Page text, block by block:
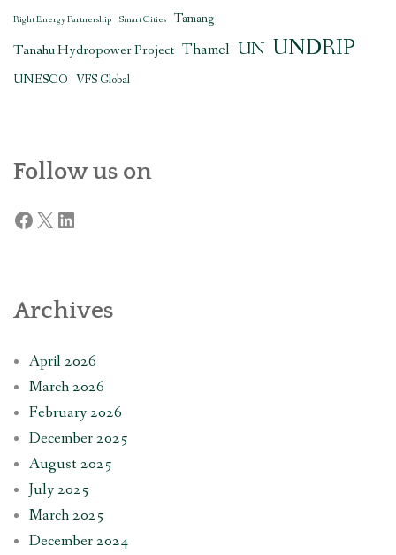
Right Energy Partnership Smart Cities Tamang
Tanahu Hydropower Project Thamel UN UNDRIP
UNESCO VFS Global
Follow us on
Facebook
X LinkedIn
Archives
April 2026
March 2026
February 2026
December 2025
August 2025
July 2025
March 2025
December 2024